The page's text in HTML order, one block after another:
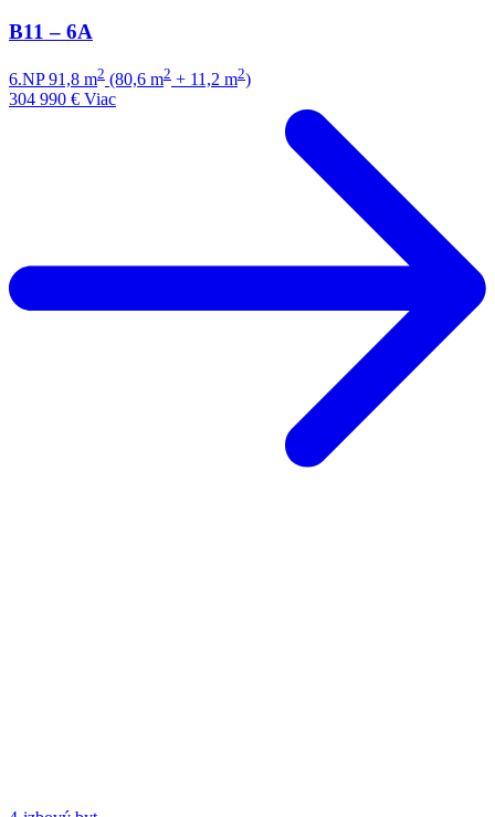
B11 – 6A
6.NP 91,8 m2 (80,6 m2 + 11,2 m2)
304 990 € Viac